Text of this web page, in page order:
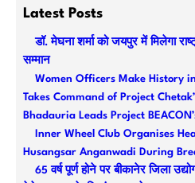
aLatest Posts
डॉ. मेघना शर्मा को जयपुर में मिलेगा
सम्मान
Women Officers Make History
Takes Command of Project
Bhadauria Leads Project
Inner Wheel Club Organises
Husangsar Anganwadi During
65 वर्ष पूर्ण होने पर बीकानेर जिला